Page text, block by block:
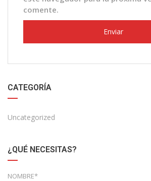
comente.
CATEGORÍA
Uncategorized
¿QUÉ NECESITAS?
NOMBRE*